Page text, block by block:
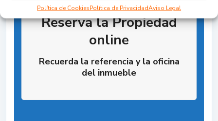
Política de CookiesPolítica de PrivacidadAviso Legal
Reserva la Propiedad
online
Recuerda la referencia y la oficina
del inmueble